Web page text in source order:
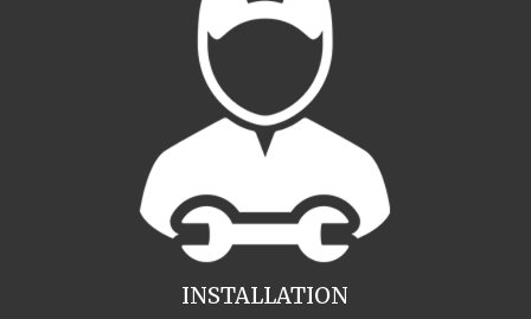
INSTALLATION